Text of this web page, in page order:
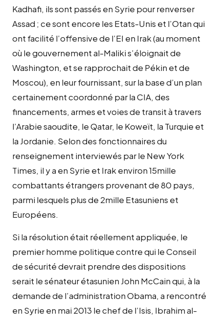
Kadhafi, ils sont passés en Syrie pour renverser
Assad ; ce sont encore les Etats-Unis et l’Otan qui
ont facilité l’offensive de l’EI en Irak (au moment
où le gouvernement al-Maliki s’éloignait de
Washington, et se rapprochait de Pékin et de
Moscou), en leur fournissant, sur la base d’un plan
certainement coordonné par la CIA, des
financements, armes et voies de transit à travers
l’Arabie saoudite, le Qatar, le Koweït, la Turquie et
la Jordanie. Selon des fonctionnaires du
renseignement interviewés par le New York
Times, il y a en Syrie et Irak environ 15mille
combattants étrangers provenant de 80 pays,
parmi lesquels plus de 2mille Etasuniens et
Européens.
Si la résolution était réellement appliquée, le
premier homme politique contre qui le Conseil
de sécurité devrait prendre des dispositions
serait le sénateur étasunien John McCain qui, à la
demande de l’administration Obama, a rencontré
en Syrie en mai 2013 le chef de l’Isis, Ibrahim al-